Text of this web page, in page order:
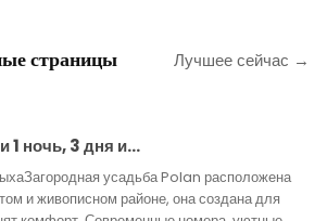
страницы Лучшее сейчас →
1 ночь, 3 дня и…
усадьба Polan расположена
и живописном районе, она создана для